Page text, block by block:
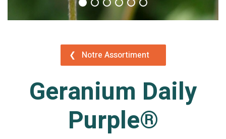
❮ Notre Assortiment
Geranium Daily
Purple®